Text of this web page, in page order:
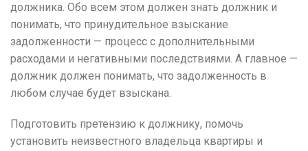
должника. Обо всем этом должен знать должник и
понимать, что принудительное взыскание
задолженности — процесс с дополнительными
расходами и негативными последствиями. А главное —
должник должен понимать, что задолженность в
любом случае будет взыскана.
Подготовить претензию к должнику, помочь
установить неизвестного владельца квартиры и